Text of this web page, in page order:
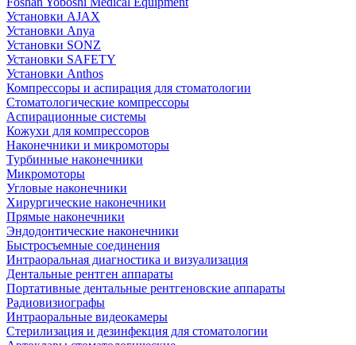
Установки AJAX
Установки Anya
Установки SONZ
Установки SAFETY
Установки Anthos
Компрессоры и аспирация для стоматологии
Стоматологические компрессоры
Аспирационные системы
Кожухи для компрессоров
Наконечники и микромоторы
Турбинные наконечники
Микромоторы
Угловые наконечники
Хирургические наконечники
Прямые наконечники
Эндодонтические наконечники
Быстросъемные соединения
Интраоральная диагностика и визуализация
Дентальные рентген аппараты
Портативные дентальные рентгеновские аппараты
Радиовизиографы
Интраоральные видеокамеры
Стерилизация и дезинфекция для стоматологии